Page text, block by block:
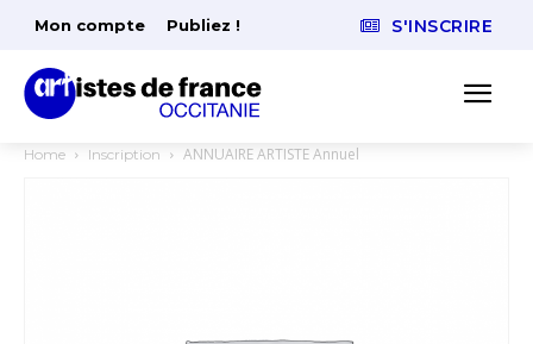
Mon compte Publiez ! S'INSCRIRE
Home Inscription ANNUAIRE ARTISTE Annuel